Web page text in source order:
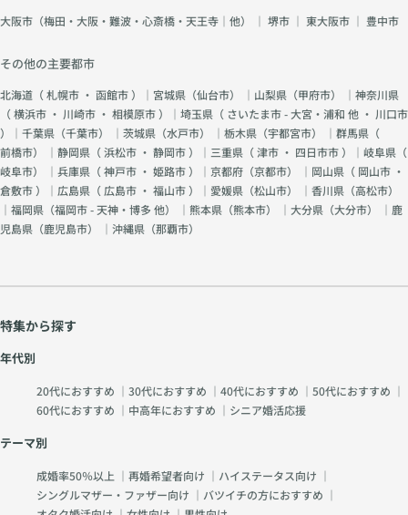
大阪市（梅田・大阪・難波・心斎橋・天王寺｜他） ｜ 堺市 ｜ 東大阪市 ｜ 豊中市
その他の主要都市
北海道（札幌市 ・ 函館市）｜宮城県（仙台市） ｜山梨県（甲府市） ｜神奈川県
（横浜市 ・ 川崎市 ・ 相模原市）｜埼玉県（ さいたま市 - 大宮・浦和 他 ・ 川口市
）｜千葉県（千葉市） ｜茨城県（水戸市） ｜栃木県（宇都宮市） ｜群馬県（
前橋市） ｜静岡県（浜松市 ・ 静岡市）｜三重県（津市 ・ 四日市市）｜岐阜県（
岐阜市） ｜兵庫県（神戸市 ・ 姫路市）｜京都府（京都市） ｜岡山県（ 岡山市 ・
倉敷市）｜広島県（ 広島市 ・ 福山市）｜愛媛県（松山市） ｜香川県（高松市）
｜福岡県（福岡市 - 天神・博多 他） ｜熊本県（熊本市） ｜大分県（大分市） ｜鹿
児島県（鹿児島市） ｜沖縄県（那覇市）
特集から探す
年代別
20代におすすめ ｜ 30代におすすめ ｜ 40代におすすめ ｜ 50代におすすめ ｜
60代におすすめ ｜ 中高年におすすめ ｜ シニア婚活応援
テーマ別
成婚率50％以上 ｜ 再婚希望者向け ｜ ハイステータス向け ｜
シングルマザー・ファザー向け ｜ バツイチの方におすすめ ｜